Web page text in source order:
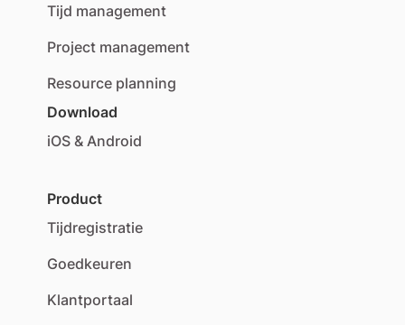
Tijd management
Project management
Resource planning
Download
iOS & Android
Product
Tijdregistratie
Goedkeuren
Klantportaal